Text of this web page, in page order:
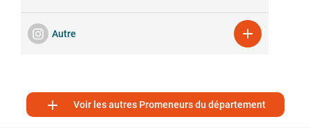
Autre 
 Voir les autres Promeneurs du département